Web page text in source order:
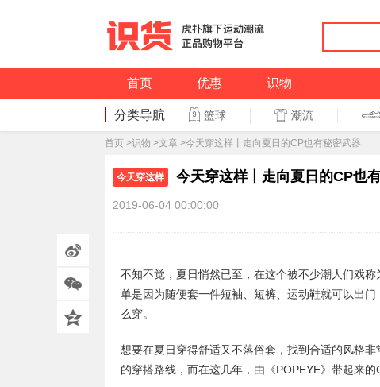
首页 优惠 识物
分类导航 篮球 潮流
首页 >识物 >文章 >今天穿这样丨走向夏日的CP也有秘密武器
今天穿这样 今天穿这样丨走向夏日的CP也
2019-06-04 00:00:00
不知不觉，夏日悄然已至，在这个被不少潮人们戏
单是因为随便套一件短袖、短裤、运动鞋就可以出
么穿。
想要在夏日穿得舒适又不落俗套，找到合适的风格
的穿搭路线，而在这几年，由《POPEYE》带起来的